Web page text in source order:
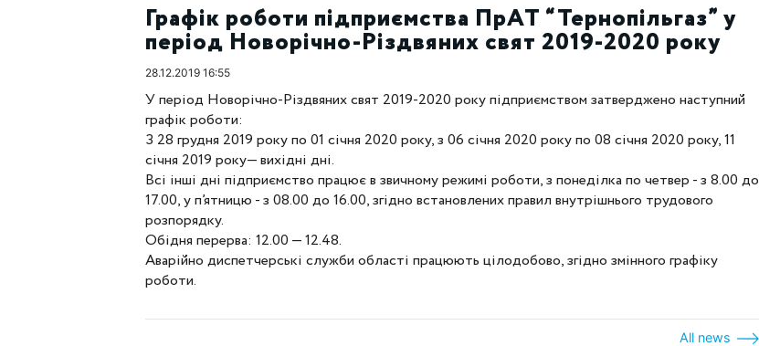
Графік роботи підприємства ПрАТ “Тернопільгаз” у
період Новорічно-Різдвяних свят 2019-2020 року
28.12.2019 16:55
У період Новорічно-Різдвяних свят 2019-2020 року підприємством затверджено наступний
графік роботи:
З 28 грудня 2019 року по 01 січня 2020 року, з 06 січня 2020 року по 08 січня 2020 року, 11
січня 2019 року— вихідні дні.
Всі інші дні підприємство працює в звичному режимі роботи, з понеділка по четвер - з 8.00 до
17.00, у п’ятницю - з 08.00 до 16.00, згідно встановлених правил внутрішнього трудового
розпорядку.
Обідня перерва: 12.00 — 12.48.
Аварійно диспетчерські служби області працюють цілодобово, згідно змінного графіку
роботи.
All news